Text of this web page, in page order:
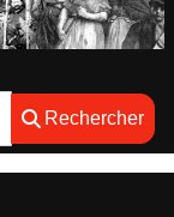
Rechercher